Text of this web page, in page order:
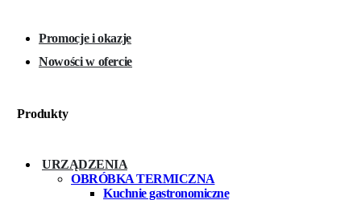
Promocje i okazje
Nowości w ofercie
Produkty
URZĄDZENIA
OBRÓBKA TERMICZNA
Kuchnie gastronomiczne